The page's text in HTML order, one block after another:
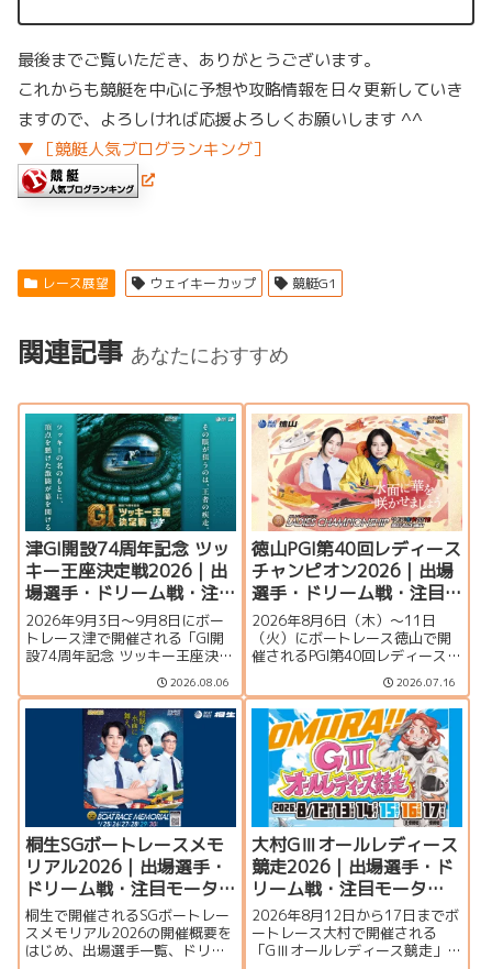
最後までご覧いただき、ありがとうございます。
これからも競艇を中心に予想や攻略情報を日々更新していき
ますので、よろしければ応援よろしくお願いします ^^
▼ ［競艇人気ブログランキング］
レース展望 ウェイキーカップ 競艇G1
関連記事 あなたにおすすめ
津GI開設74周年記念 ツッ
キー王座決定戦2026｜出
場選手・ドリーム戦・注
目モーター・イベント情
報まとめ
2026年9月3日〜9月8日にボー
トレース津で開催される「GI開
設74周年記念 ツッキー王座決定
戦」の特集ページです。出場選
手一覧、シリーズ展望、ドリー
ム戦、注目モーター、水面特
徴、イベント情報まで詳しく紹
2026.08.06
徳山PGI第40回レディース
チャンピオン2026｜出場
選手・ドリーム戦・注目
モーター・イベント情報
まとめ
2026年8月6日（木）～11日
（火）にボートレース徳山で開
催されるPGI第40回レディースチ
ャンピオン（女子王座決定戦）
の特集ページです。出場選手一
覧、シリーズ展望、ドリーム
戦、注目モーター、水面特徴、
イベント情報まで詳しく紹介し
ます。
2026.07.16
桐生SGボートレースメモ
リアル2026｜出場選手・
ドリーム戦・注目モータ
ー・イベント情報まとめ
桐生で開催されるSGボートレー
スメモリアル2026の開催概要を
はじめ、出場選手一覧、ドリー
大村GⅢオールレディース
競走2026｜出場選手・ド
リーム戦・注目モータ
ー・イベント情報まとめ
2026年8月12日から17日までボ
ートレース大村で開催される
「GⅢオールレディース競走」の